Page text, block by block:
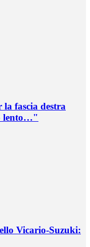
fascia destra
lento…"
Vicario-Suzuki: